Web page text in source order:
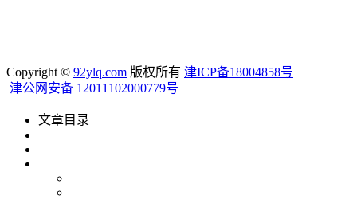
Copyright © 92ylq.com 版权所有 津ICP备18004858号
津公网安备 12011102000779号
文章目录